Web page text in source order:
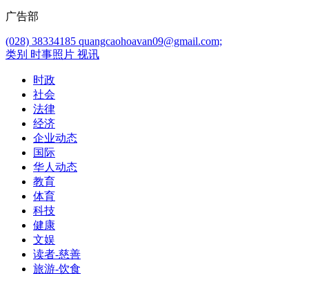
广告部
(028) 38334185 quangcaohoavan09@gmail.com;
类别 时事照片 视讯
时政
社会
法律
经济
企业动态
国际
华人动态
教育
体育
科技
健康
文娱
读者-慈善
旅游-饮食